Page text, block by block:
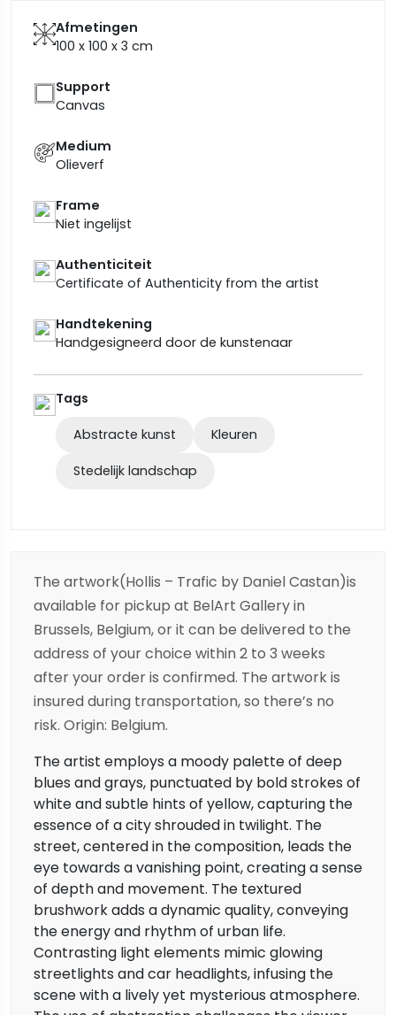
Afmetingen
100 x 100 x 3 cm
Support
Canvas
Medium
Olieverf
Frame
Niet ingelijst
Authenticiteit
Certificate of Authenticity from the artist
Handtekening
Handgesigneerd door de kunstenaar
Tags
Abstracte kunst Kleuren
Stedelijk landschap
The artwork(Hollis – Trafic by Daniel Castan)is
available for pickup at BelArt Gallery in
Brussels, Belgium, or it can be delivered to the
address of your choice within 2 to 3 weeks
after your order is confirmed. The artwork is
insured during transportation, so there’s no
risk. Origin: Belgium.
The artist employs a moody palette of deep
blues and grays, punctuated by bold strokes of
white and subtle hints of yellow, capturing the
essence of a city shrouded in twilight. The
street, centered in the composition, leads the
eye towards a vanishing point, creating a sense
of depth and movement. The textured
brushwork adds a dynamic quality, conveying
the energy and rhythm of urban life.
Contrasting light elements mimic glowing
streetlights and car headlights, infusing the
scene with a lively yet mysterious atmosphere.